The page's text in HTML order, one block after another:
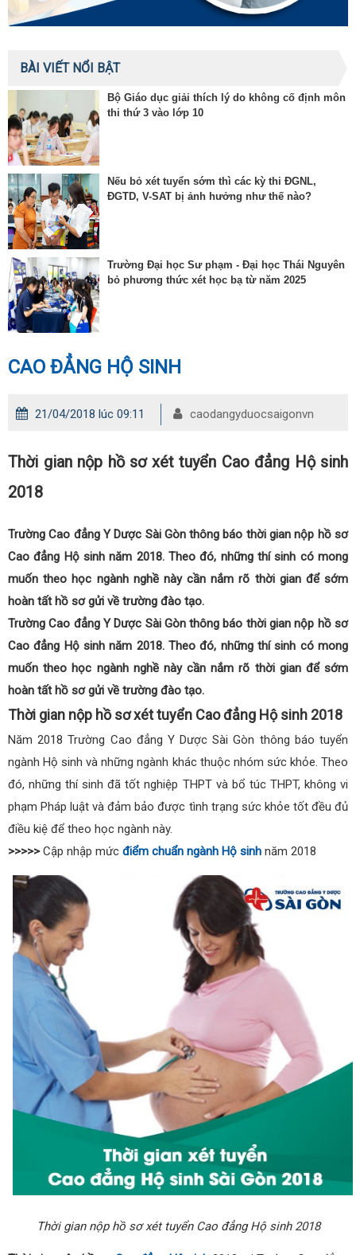
BÀI VIẾT NỔI BẬT
Bộ Giáo dục giải thích lý do không cố định môn
thi thứ 3 vào lớp 10
Nếu bỏ xét tuyển sớm thì các kỳ thi ĐGNL,
ĐGTD, V-SAT bị ảnh hưởng như thế nào?
Trường Đại học Sư phạm - Đại học Thái Nguyên
bỏ phương thức xét học bạ từ năm 2025
CAO ĐẲNG HỘ SINH
21/04/2018 lúc 09:11 caodangyduocsaigonvn
Thời gian nộp hồ sơ xét tuyển Cao đẳng Hộ sinh
2018
Trường Cao đẳng Y Dược Sài Gòn thông báo thời gian nộp hồ sơ
Cao đẳng Hộ sinh năm 2018. Theo đó, những thí sinh có mong
muốn theo học ngành nghề này cần nắm rõ thời gian để sớm
hoàn tất hồ sơ gửi về trường đào tạo.
Trường Cao đẳng Y Dược Sài Gòn thông báo thời gian nộp hồ sơ
Cao đẳng Hộ sinh năm 2018. Theo đó, những thí sinh có mong
muốn theo học ngành nghề này cần nắm rõ thời gian để sớm
hoàn tất hồ sơ gửi về trường đào tạo.
Thời gian nộp hồ sơ xét tuyển Cao đẳng Hộ sinh 2018
Năm 2018 Trường Cao đẳng Y Dược Sài Gòn thông báo tuyển
ngành Hộ sinh và những ngành khác thuộc nhóm sức khỏe. Theo
đó, những thí sinh đã tốt nghiệp THPT và bổ túc THPT, không vi
phạm Pháp luật và đảm bảo được tình trạng sức khỏe tốt đều đủ
điều kiệ để theo học ngành này.
>>>>>Cập nhập mức điểm chuẩn ngành Hộ sinh năm 2018
Thời gian nộp hồ sơ xét tuyển Cao đẳng Hộ sinh 2018